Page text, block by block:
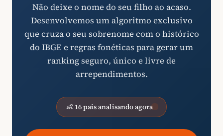
Não deixe o nome do seu filho ao acaso.
Desenvolvemos um algoritmo exclusivo
que cruza o seu sobrenome com o histórico
do IBGE e regras fonéticas para gerar um
ranking seguro, único e livre de
arrependimentos.
👶 16 pais analisando agora